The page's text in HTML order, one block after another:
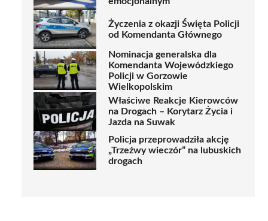
Życzenia z okazji Święta Policji
od Komendanta Głównego
Nominacja generalska dla
Komendanta Wojewódzkiego
Policji w Gorzowie
Wielkopolskim
Właściwe Reakcje Kierowców
na Drogach – Korytarz Życia i
Jazda na Suwak
Policja przeprowadziła akcję
„Trzeźwy wieczór” na lubuskich
drogach